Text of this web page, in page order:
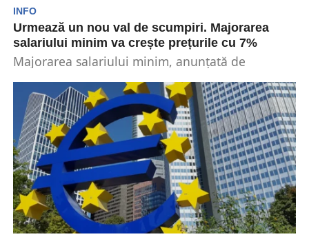
INFO
Urmează un nou val de scumpiri. Majorarea
salariului minim va crește prețurile cu 7%
Majorarea salariului minim, anunțată de
bani în buzunarele românilor,...